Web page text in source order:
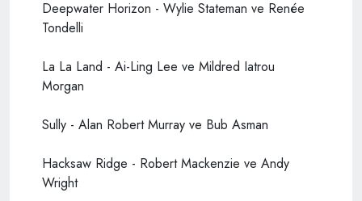
Deepwater Horizon - Wylie Stateman ve Renée
Tondelli
La La Land - Ai-Ling Lee ve Mildred Iatrou
Morgan
Sully - Alan Robert Murray ve Bub Asman
Hacksaw Ridge - Robert Mackenzie ve Andy
Wright